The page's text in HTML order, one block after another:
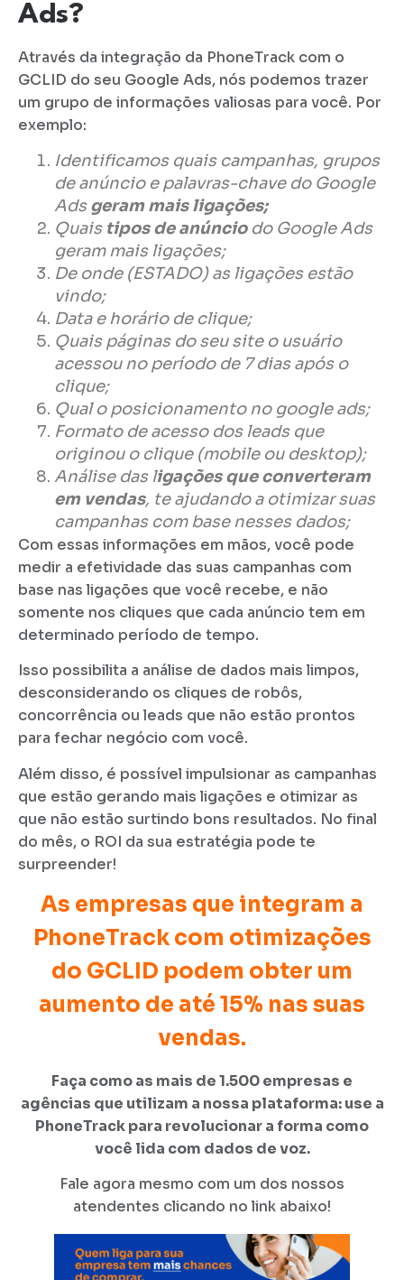
Ads?
Através da integração da PhoneTrack com o
GCLID do seu Google Ads, nós podemos trazer
um grupo de informações valiosas para você. Por
exemplo:
Identificamos quais campanhas, grupos
de anúncio e palavras-chave do Google
Adsgeram mais ligações;
Quais tipos de anúnciodo Google Ads
geram mais ligações;
De onde (ESTADO) as ligações estão
vindo;
Data e horário de clique;
Quais páginas do seu site o usuário
acessou no período de 7 dias após o
clique;
Qual o posicionamento no google ads;
Formato de acesso dos leads que
originou o clique (mobile ou desktop);
Análise das ligações que converteram
em vendas, te ajudando a otimizar suas
campanhas com base nesses dados;
Com essas informações em mãos, você pode
medir a efetividade das suas campanhas com
base nas ligações que você recebe, e não
somente nos cliques que cada anúncio tem em
determinado período de tempo.
Isso possibilita a análise de dados mais limpos,
desconsiderando os cliques de robôs,
concorrência ou leads que não estão prontos
para fechar negócio com você.
Além disso, é possível impulsionar as campanhas
que estão gerando mais ligações e otimizar as
que não estão surtindo bons resultados. No final
do mês, o ROI da sua estratégia pode te
surpreender!
As empresas que integram a
PhoneTrack com otimizações
do GCLID podem obter um
aumento de até 15% nas suas
vendas.
Faça como as mais de 1.500 empresas e
agências que utilizam a nossa plataforma: use a
PhoneTrack para revolucionar a forma como
você lida com dados de voz.
Fale agora mesmo com um dos nossos
atendentes clicando no link abaixo!